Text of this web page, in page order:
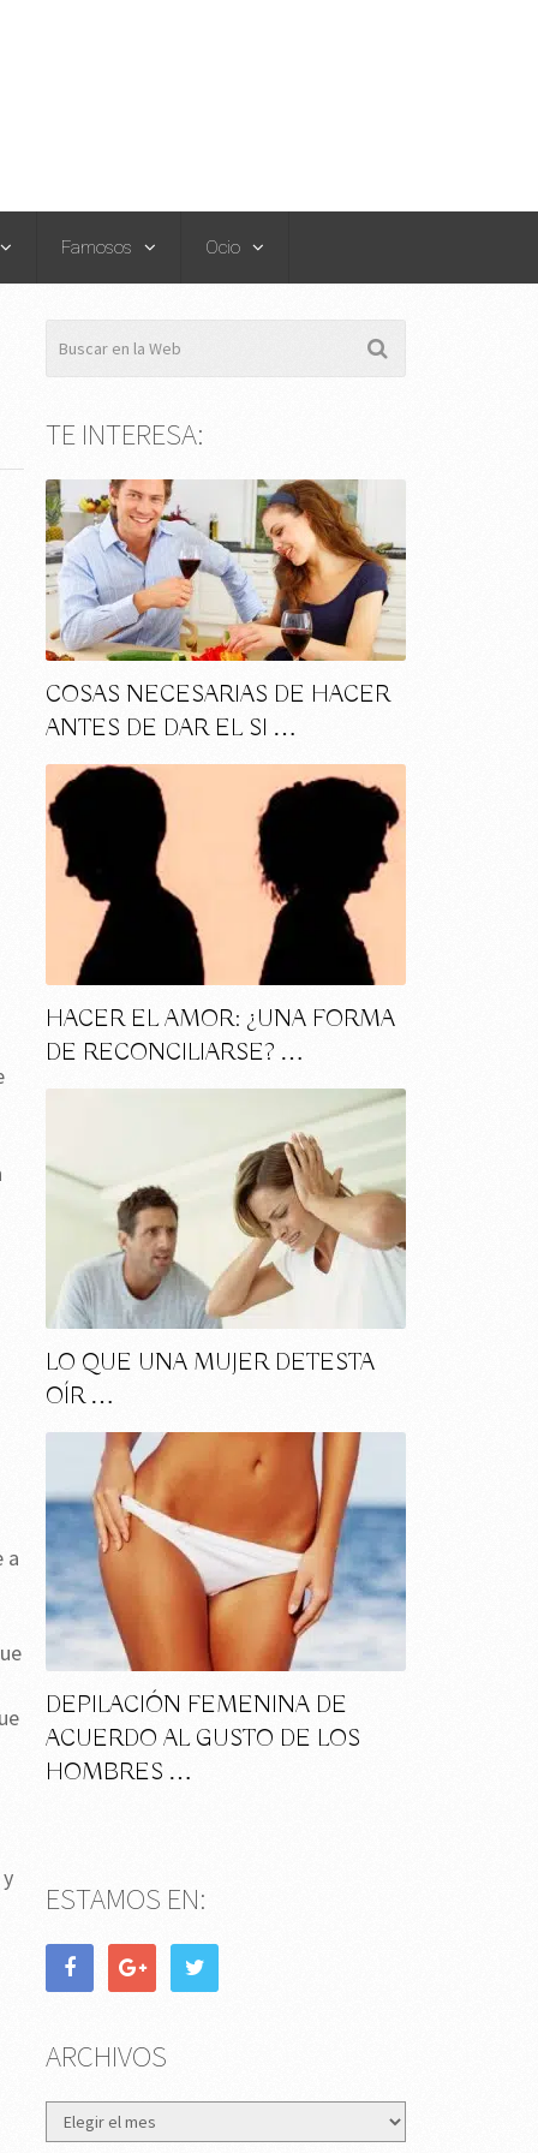
Famosos Ocio
a
TE INTERESA:
COSAS NECESARIAS DE HACER
ANTES DE DAR EL SI …
HACER EL AMOR: ¿UNA FORMA
DE RECONCILIARSE? …
LO QUE UNA MUJER DETESTA
OÍR …
DEPILACIÓN FEMENINA DE
ACUERDO AL GUSTO DE LOS
HOMBRES …
ESTAMOS EN:
ARCHIVOS
Archivos